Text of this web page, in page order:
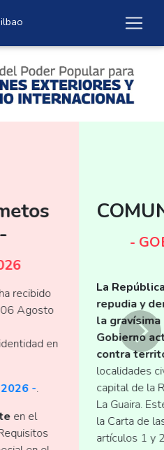
DE
-
Venezuela rechaza,
comunidad internacional
perpetrada por el
Unidosde América
venezolanos
en las
de la ciudad de Caracas,
estados Miranda, Aragua y
una violación flagrante de
especialmente de sus
el respeto a la soberanía,